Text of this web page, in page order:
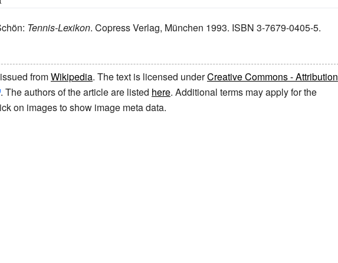
Tennis-Lexikon. Copress Verlag, München 1993. ISBN 3-7679-0405-5.
fromWikipedia. The text is licensed underCreative Commons - Attribution
. The authors of the article are listed here. Additional terms may apply for the
on images to show image meta data.